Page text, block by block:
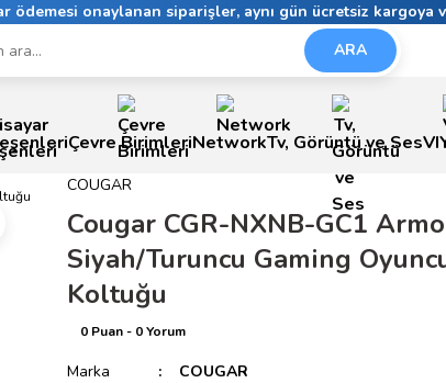
ödemesi onaylanan siparişler, aynı gün ücretsiz kargoya
ARA
Çevre BirimleriNetworkTv, Görüntü ve Ses
COUGAR
Cougar CGR-NXNB-GC1
Siyah/Turuncu Gaming
Koltuğu
0 Puan - 0 Yorum
Marka COUGAR